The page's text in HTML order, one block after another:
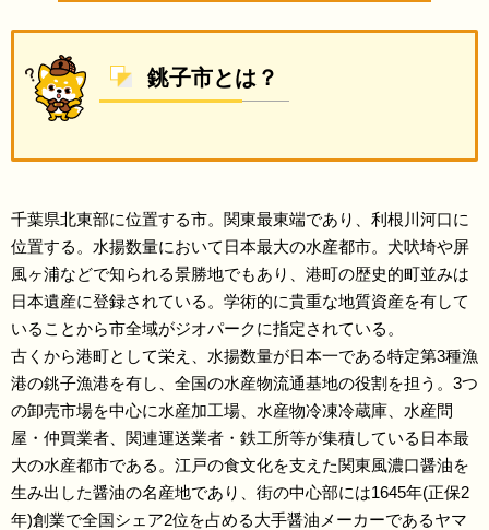
銚子市とは？
千葉県北東部に位置する市。関東最東端であり、利根川河口に
位置する。水揚数量において日本最大の水産都市。犬吠埼や屏
風ヶ浦などで知られる景勝地でもあり、港町の歴史的町並みは
日本遺産に登録されている。学術的に貴重な地質資産を有して
いることから市全域がジオパークに指定されている。
古くから港町として栄え、水揚数量が日本一である特定第3種漁
港の銚子漁港を有し、全国の水産物流通基地の役割を担う。3つ
の卸売市場を中心に水産加工場、水産物冷凍冷蔵庫、水産問
屋・仲買業者、関連運送業者・鉄工所等が集積している日本最
大の水産都市である。江戸の食文化を支えた関東風濃口醤油を
生み出した醤油の名産地であり、街の中心部には1645年(正保2
年)創業で全国シェア2位を占める大手醤油メーカーであるヤマ